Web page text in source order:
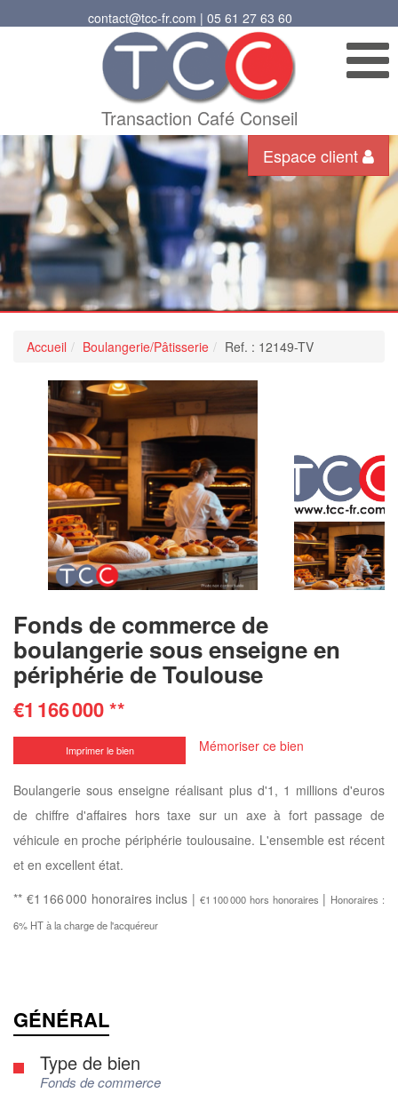
contact@tcc-fr.com | 05 61 27 63 60
Transaction Café Conseil
Espace client
Accueil Boulangerie/Pâtisserie Ref. : 12149-TV
Fonds de commerce de
boulangerie sous enseigne en
périphérie de Toulouse
€1 166 000**
Imprimer le bien Mémoriser ce bien
Boulangerie sous enseigne réalisant plus d'1, 1 millions d'euros
de chiffre d'affaires hors taxe sur un axe à fort passage de
véhicule en proche périphérie toulousaine. L'ensemble est récent
et en excellent état.
** €1 166 000 honoraires inclus |€1 100 000 hors honoraires | Honoraires :
6% HT à la charge de l'acquéreur
GÉNÉRAL
Type de bien
Fonds de commerce